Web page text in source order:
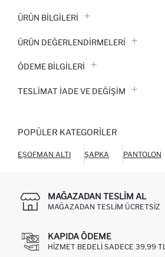
ÜRÜN BILGILERI
ÜRÜN DEĞERLENDİRMELERİ
ÖDEME BİLGİLERİ
TESLIMAT İADE VE DEĞIŞIM
POPÜLER KATEGORILER
EŞOFMAN ALTI ŞAPKA PANTOLON
MAĞAZADAN TESLIM AL
MAĞAZADAN TESLIM ÜCRETSIZ
KAPIDA ÖDEME
HIZMET BEDELI SADECE 39,99 TL